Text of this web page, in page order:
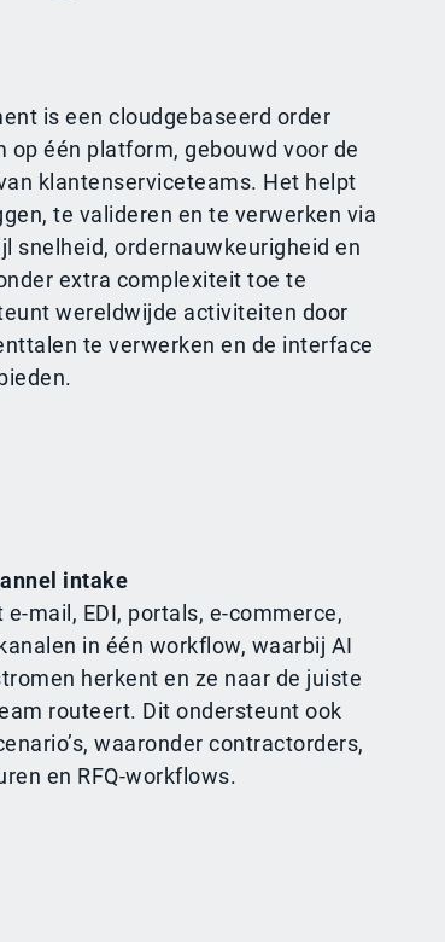
is een cloudgebaseerd order
op één platform, gebouwd voor de
klantenserviceteams. Het helpt
te valideren en te verwerken via
snelheid, ordernauwkeurigheid en
extra complexiteit toe te
wereldwijde activiteiten door
te verwerken en de interface
intake
mail, EDI, portals, e-commerce,
in één workflow, waarbij AI
herkent en ze naar de juiste
routeert. Dit ondersteunt ook
waaronder contractorders,
en RFQ-workflows.